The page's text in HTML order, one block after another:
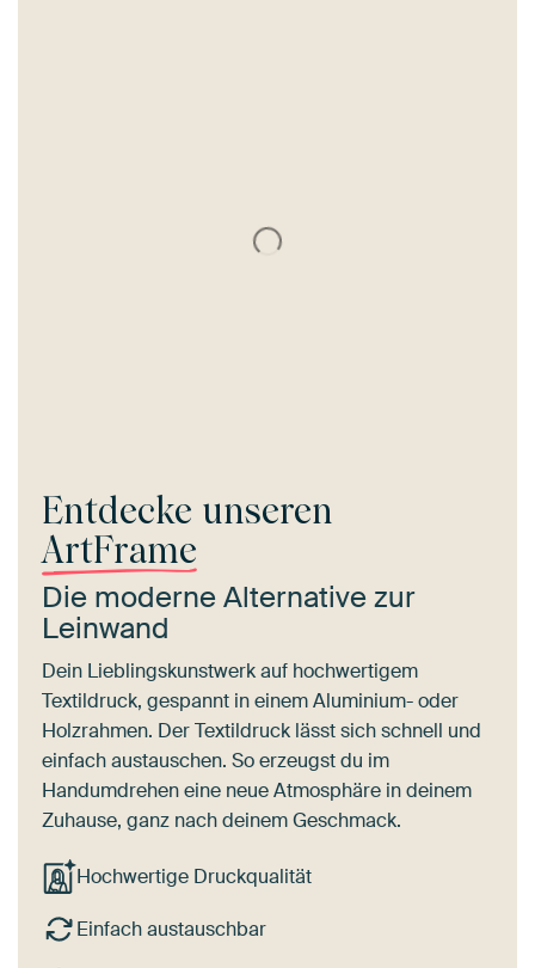
Entdecke unseren
ArtFrame
Die moderne Alternative zur
Leinwand
Dein Lieblingskunstwerk auf hochwertigem
Textildruck, gespannt in einem Aluminium- oder
Holzrahmen. Der Textildruck lässt sich schnell und
einfach austauschen. So erzeugst du im
Handumdrehen eine neue Atmosphäre in deinem
Zuhause, ganz nach deinem Geschmack.
Hochwertige Druckqualität
Einfach austauschbar